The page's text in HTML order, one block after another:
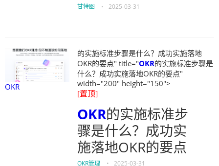
甘特图 • 2025-03-31
OKR
的实施标准步骤是什么？成功实施落地
OKR的要点" title="OKR的实施标准步骤是
什么？成功实施落地OKR的要点"
width="200" height="150">
[置顶]
OKR的实施标准步
骤是什么？成功实
施落地OKR的要点
OKR管理 • 2025-03-31